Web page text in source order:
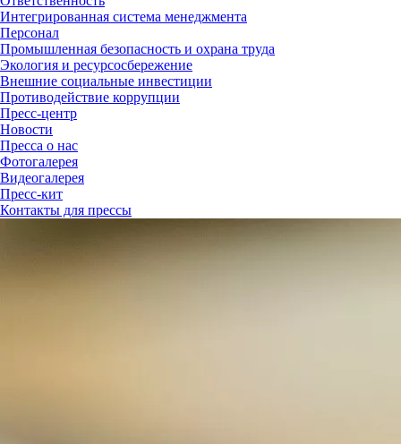
Интегрированная система менеджмента
Персонал
Промышленная безопасность и охрана труда
Экология и ресурсосбережение
Внешние социальные инвестиции
Противодействие коррупции
Пресс-центр
Новости
Пресса о нас
Фотогалерея
Видеогалерея
Пресс-кит
Контакты для прессы